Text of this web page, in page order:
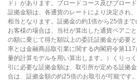
ド）があります。ブロードコース及びブロー
証拠金額は、各通貨のレートにより決定され
相当となります。証拠金の約1倍から25倍ま
お客様の場合は、当社が算出した通貨ペアご
の額に乗じて得た額以上の委託証拠金が必要
率とは金融商品取引業に関する内閣府令第
量的計算モデルを用い算出します。）くりっ
引に必要な証拠金額は、取引所が定める証拠
合は、証拠金額の約25倍のお取引が可能です